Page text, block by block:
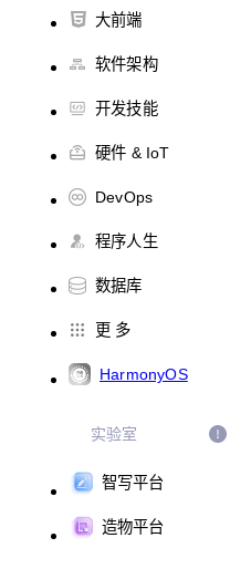
大前端
软件架构
开发技能
硬件 & IoT
DevOps
程序人生
数据库
更 多
HarmonyOS
实验室
智写平台
造物平台